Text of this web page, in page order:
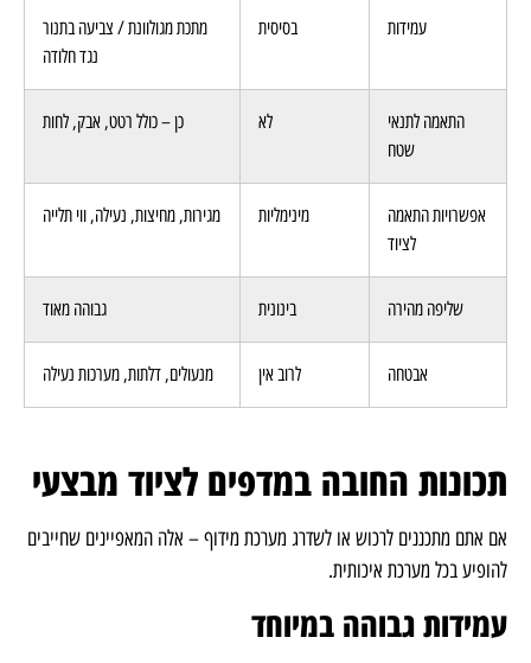
עמידות בסיסית
מתכת מגולוונת / צביעה בתנור
נגד חלודה
התאמה לתנאי
שטח
לא כן – כולל רטט, אבק, לחות
אפשרויות התאמה
לציוד
מינימליות מגירות, מחיצות, נעילה, ווי תלייה
שליפה מהירה בינונית גבוהה מאוד
אבטחה לרוב אין מנעולים, דלתות, מערכות נעילה
תכונות החובה במדפים לציוד מבצעי
אם אתם מתכננים לרכוש או לשדרג מערכת מידוף – אלה המאפיינים שחייבים
להופיע בכל מערכת איכותית.
עמידות גבוהה במיוחד